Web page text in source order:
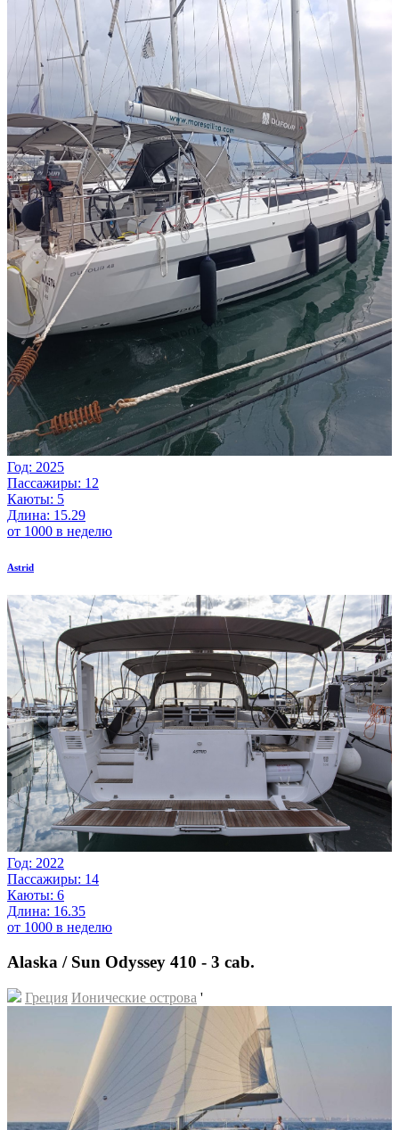
Год: 2025
Пассажиры: 12
Каюты: 5
Длина: 15.29
от 1000 в неделю
Astrid
Год: 2022
Пассажиры: 14
Каюты: 6
Длина: 16.35
от 1000 в неделю
Alaska / Sun Odyssey 410 - 3 cab.
Греция Ионические острова '